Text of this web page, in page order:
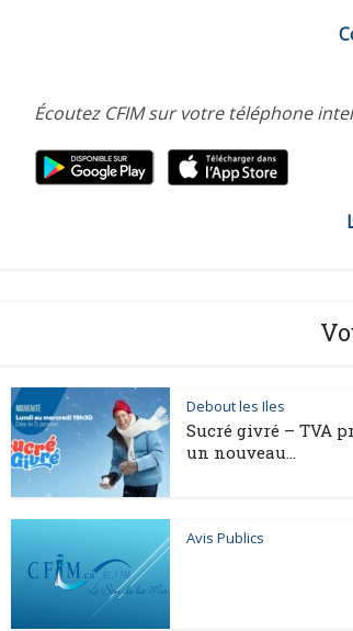
Écoutez CFIM sur votre téléphone
Debout les Iles
Sucré givré – TVA
un nouveau...
Avis Publics